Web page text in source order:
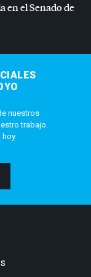
en el Senado de
nuestros
trabajo.